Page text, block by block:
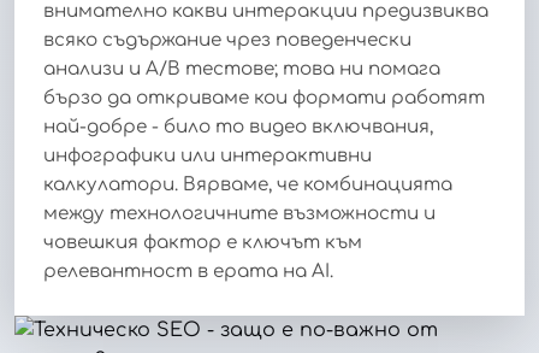
внимателно какви интеракции предизвиква
всяко съдържание чрез поведенчески
анализи и A/B тестове; това ни помага
бързо да откриваме кои формати работят
най-добре - било то видео включвания,
инфографики или интерактивни
калкулатори. Вярваме, че комбинацията
между технологичните възможности и
човешкия фактор е ключът към
релевантност в ерата на AI.